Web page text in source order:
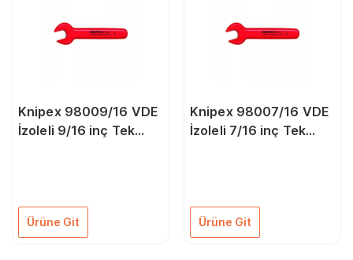
Knipex 98009/16 VDE
İzoleli 9/16 inç Tek
Ürüne Git
Knipex 98007/16 VDE
İzoleli 7/16 inç Tek
Ürüne Git